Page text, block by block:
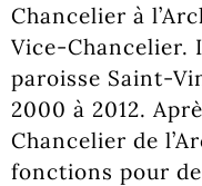
Chancelier à
Vice-Chancelier.
paroisse Saint-
2000 à 2012.
Chancelier de
fonctions pour